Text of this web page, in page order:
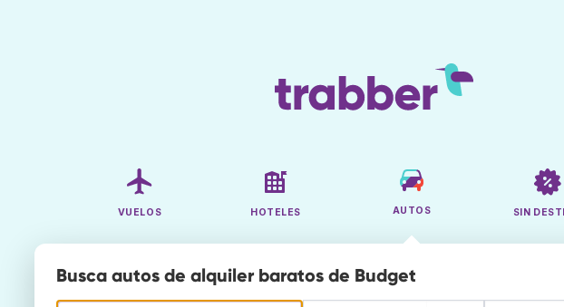
VUELOS HOTELES AUTOS SIN
Busca autos de alquiler baratos de Budget